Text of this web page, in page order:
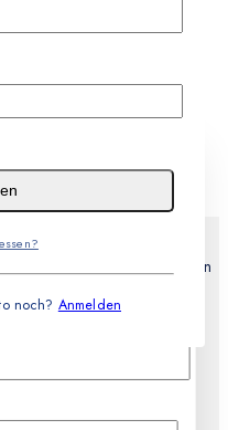
Verkauf Express Service in
noch? Anmelden